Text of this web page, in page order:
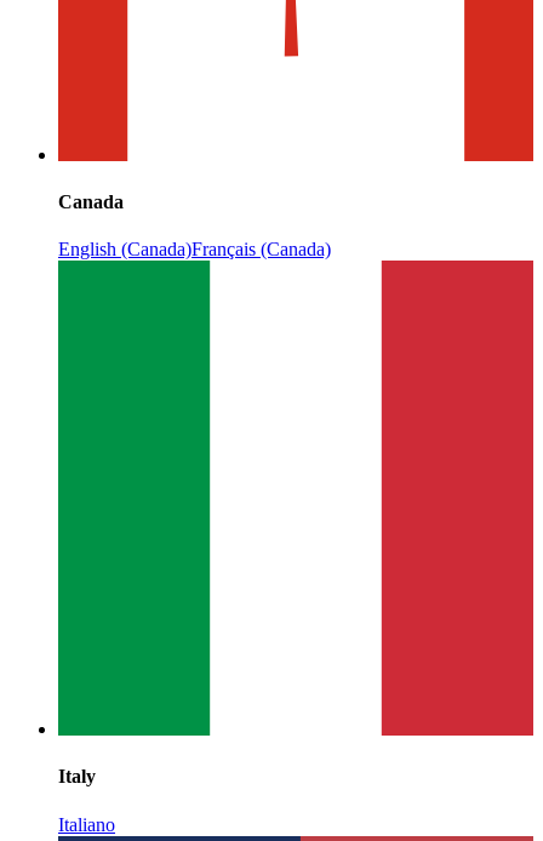
Canada
English (Canada)Français (Canada)
Italy
Italiano